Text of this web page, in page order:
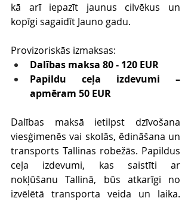
kā arī iepazīt jaunus cilvēkus un
kopīgi sagaidīt Jauno gadu.
Provizoriskās izmaksas:
Dalības maksa 80 - 120 EUR
Papildu ceļa izdevumi –
apmēram 50 EUR
Dalības maksā ietilpst dzīvošana
viesģimenēs vai skolās, ēdināšana un
transports Tallinas robežās. Papildus
ceļa izdevumi, kas saistīti ar
nokļūšanu Tallinā, būs atkarīgi no
izvēlētā transporta veida un laika.